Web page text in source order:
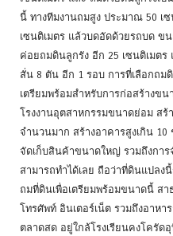
นี้ ทางทีมงานถมสูง ประมาณ 50 เ
เซนติเมตร แล้วบดอัดด้วยรถบด
ค่อยถมดินลูกรัง อีก 25 เซนติเมต
สั่น 8 ตัน อีก 1 รอบ การที่เลือกถม
เตรียมพร้อมสำหรับการก่อสร้างขน
โรงงานอุตสาหกรรมขนาดย่อม สร้
จำนวนมาก สร้างอาคารสูงเกิน 10
จัดเก็บสินค้าขนาดใหญ่ รวมถึงกา
สามารถทำได้เลย ถือว่าที่ดินแปลง
ถมที่ดินเพื่อเตรียมพร้อมขนาดนี้ ส
โทรศัพท์ อินเตอร์เน็ต รวมถึงอาห
ตลาดสด อยู่ใกล้โรงเรียนคงโครัด